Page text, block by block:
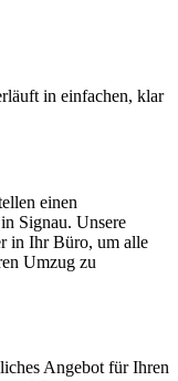
in einfachen, klar
einen
Signau. Unsere
in Ihr Büro, um alle
Umzug zu
Angebot für Ihren